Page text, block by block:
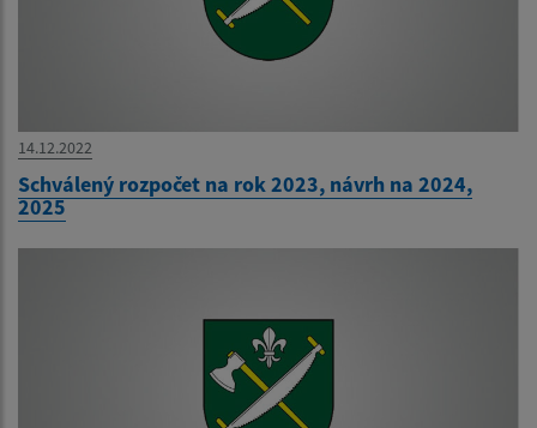
14.12.2022
Schválený rozpočet na rok 2023, návrh na 2024,
2025